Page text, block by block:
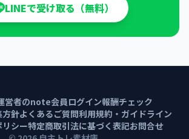
LINEで受け取る（無料）
営者のnote会員ログイン報酬チェック
方針よくあるご質問利用規約・ガイドライン
シー特定商取引法に基づく表記お問合せ